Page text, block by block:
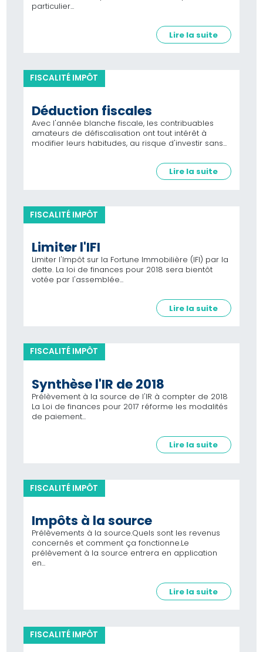
particulier...
Lire la suite
FISCALITÉ IMPÔT
Déduction fiscales
Avec l'année blanche fiscale, les contribuables
amateurs de défiscalisation ont tout intérêt à
modifier leurs habitudes, au risque d'investir sans...
Lire la suite
FISCALITÉ IMPÔT
Limiter l'IFI
Limiter l'Impôt sur la Fortune Immobilière (IFI) par la
dette. La loi de finances pour 2018 sera bientôt
votée par l'assemblée...
Lire la suite
FISCALITÉ IMPÔT
Synthèse l'IR de 2018
Prélèvement à la source de l'IR à compter de 2018
La Loi de finances pour 2017 réforme les modalités
de paiement...
Lire la suite
FISCALITÉ IMPÔT
Impôts à la source
Prélèvements à la source.Quels sont les revenus
concernés et comment ça fonctionne.Le
prélèvement à la source entrera en application
en...
Lire la suite
FISCALITÉ IMPÔT